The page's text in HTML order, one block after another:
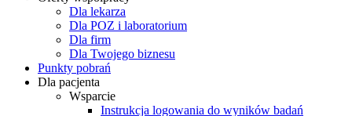
Dla lekarza
Dla POZ i laboratorium
Dla firm
Dla Twojego biznesu
Punkty pobrań
Dla pacjenta
Wsparcie
Instrukcja logowania do wyników badań